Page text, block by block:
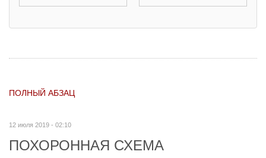
ПОЛНЫЙ АБЗАЦ
12 июля 2019 - 02:10
ПОХОРОННАЯ СХЕМА